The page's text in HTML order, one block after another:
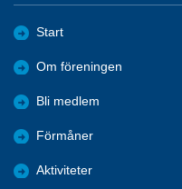
Start
Om föreningen
Bli medlem
Förmåner
Aktiviteter